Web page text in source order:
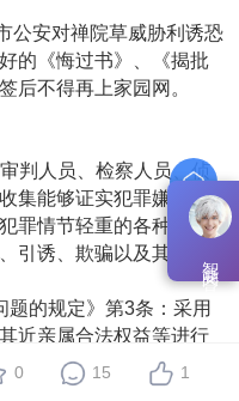
公安对禅院草威胁利诱恐
的《悔过书》、《揭批
后不得再上家园网。
判人员、检察人员、侦
集能够证实犯罪嫌疑
罪情节轻重的各种证
引诱、欺骗以及其他非
题的规定》第3条：采用
近亲属合法权益等进行
被告人遭受难以忍受的
应当予以排除。
0 15 1